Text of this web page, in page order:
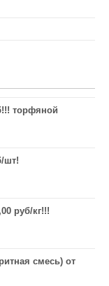
торфяной
шт!
руб/кг!!!
смесь) от